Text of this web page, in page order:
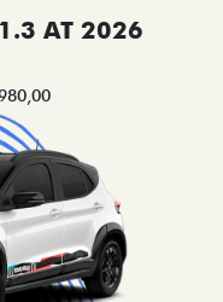
AT 2026